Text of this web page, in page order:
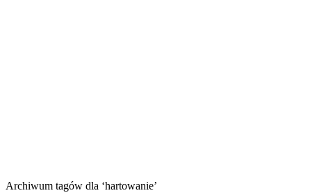
Archiwum tagów dla ‘hartowanie’